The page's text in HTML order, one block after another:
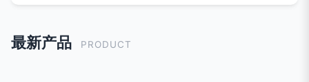
最新产品 PRODUCT